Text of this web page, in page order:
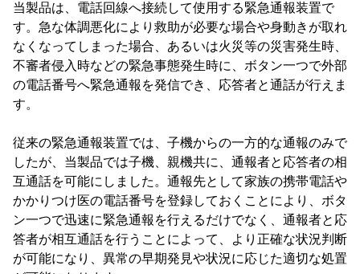
当製品は、電話回線へ接続して使用する緊急通報装置で
す。急な体調悪化により救助が必要な場合や身動きが取れ
なくなってしまった場合、あるいは火災等の災害発生時、
不審者侵入時などの緊急事態発生時に、ボタン一つで外部
の電話番号へ緊急通報を発信でき、応答者と通話が行えま
す。
従来の緊急通報装置では、子機からの一方的な通報のみで
したが、当製品では子機、親機共に、通報者と応答者の相
互通話を可能にしました。通報先として家族の携帯電話や
かかりつけ医の電話番号を登録しておくことにより、ボタ
ン一つで迅速に緊急通報を行えるだけでなく、通報者と応
答者が相互通話を行うことによって、より正確な状況判断
が可能になり、異常の早期発見や状況に応じた適切な処置